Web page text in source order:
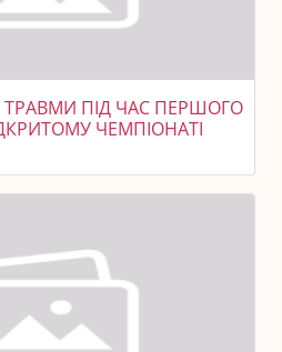
ПІД ЧАС ПЕРШОГО
ЧЕМПІОНАТІ